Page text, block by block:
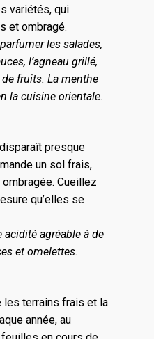
variétés, qui
et ombragé.
les salades,
l’agneau grillé,
fruits. La menthe
la cuisine orientale.
presque
un sol frais,
Cueillez
qu’elles se
acidité agréable à de
et omelettes.
les terrains frais et la
année, au